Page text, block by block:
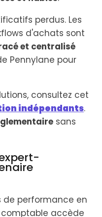
perdus. Les
d'achats sont
et centralisé
Pennylane pour
consultez cet
indépendants.
sans
de performance en
accède